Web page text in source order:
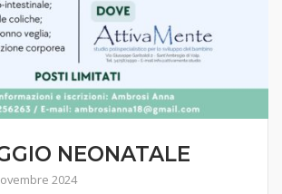
NEONATALE
2024